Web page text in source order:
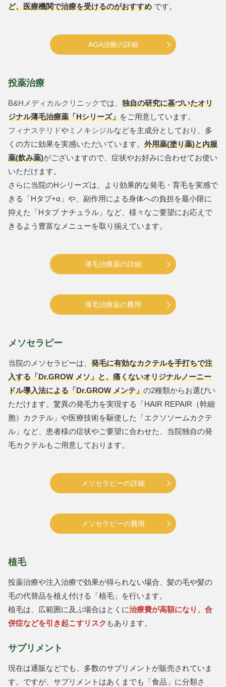
ど、医療機関で治療を受けるのがおすすめ です。
AGA治療の詳細
投薬治療
B&Hメディカルクリニックでは、 独自の研究に基づいたオリ
ジナル薄毛治療薬「Hシリーズ」をご用意しています。
フィナステリドやミノキシジルなどを主成分としており、多
くの方に効果を実感いただいています。 外用薬(塗り薬)と内服
薬(飲み薬)がございますので、症状やお好みに合わせてお使い
いただけます。
さらに当院のHシリーズは、より効果的な発毛・育毛を実感で
きる「Hタブ+α」や、副作用による身体への負担を最小限に
抑えた「Hタブ ナチュラル」など、様々なご要望にお応えで
きるよう豊富なメニューを取り揃えています。
薄毛治療薬の詳細
薄毛治療薬の費用
メソセラピー
当院のメソセラピーは、 発毛に有効なカクテルを手打ちで注
入する「Dr.GROW メソ」と、痛くないオリジナルノーニー
ドル導入法による「Dr.GROW メンテ」の2種類からお選びい
ただけます。驚異の発毛力を実現する「HAIR REPAIR（幹細
胞）カクテル」や医療技術を駆使した「エクソソームカクテ
ル」など、患者様の症状やご要望に合わせた、当院独自の発
毛カクテルもご用意しております。
メソセラピーの詳細
メソセラピーの費用
植毛
投薬治療や注入治療で効果が得られない場合、髪の毛や髪の
毛の代替品を植え付ける「植毛」を行います。
植毛は、広範囲に及ぶ場合はとくに治療費が高額になり、合
併症などを引き起こすリスク もあります。
サプリメント
現在は通販などでも、多数のサプリメントが販売されていま
す。ですが、サプリメントはあくまでも「食品」に分類さ